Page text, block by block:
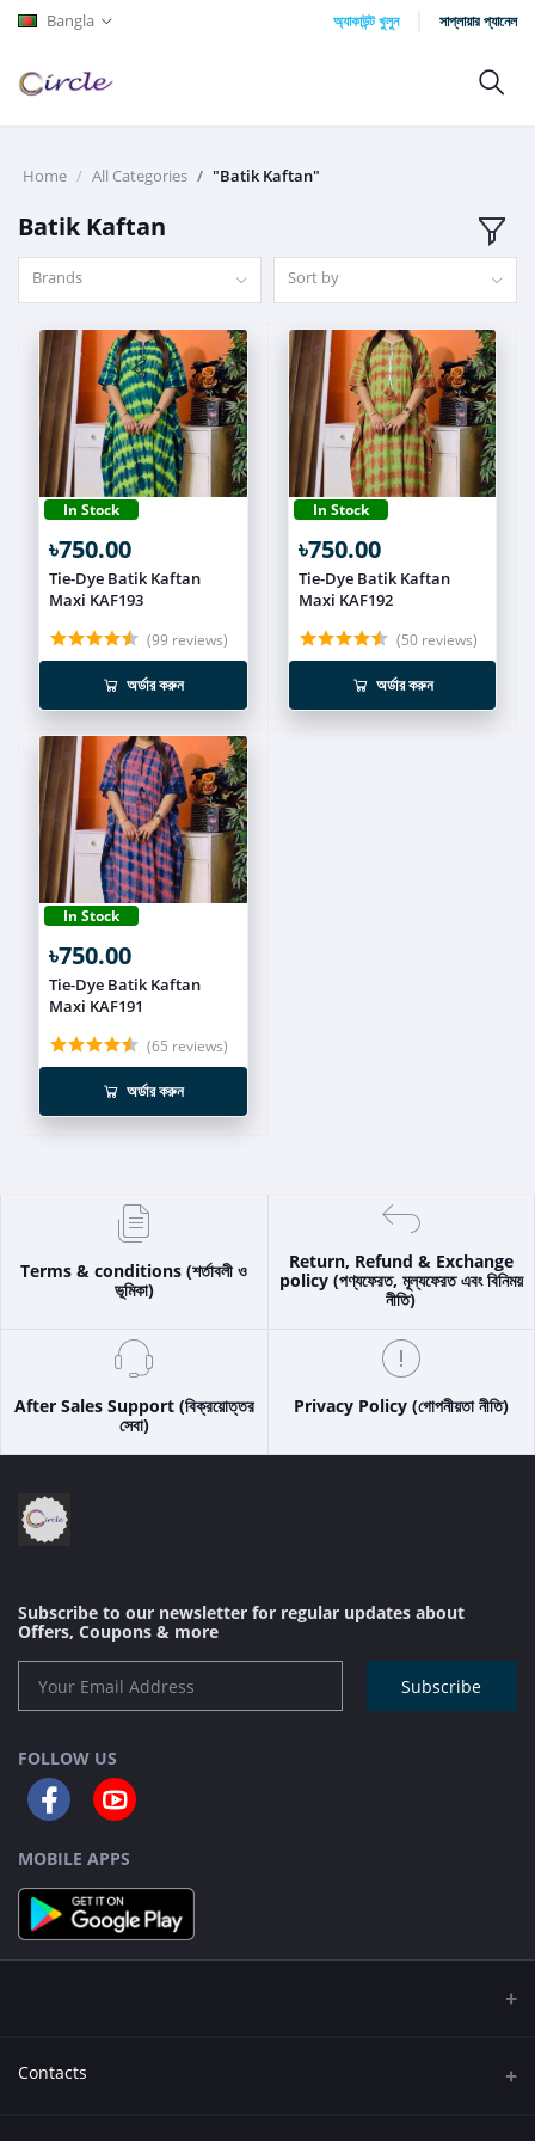
Bangla অ্যাকাউন্ট খুলুন সাপ্লায়ার প্যানেল
Home All Categories "Batik Kaftan"
Batik Kaftan
Brands Sort by
In Stock
৳750.00
Tie-Dye Batik Kaftan
Maxi KAF193
(99 reviews)
অর্ডার করুন
In Stock
৳750.00
Tie-Dye Batik Kaftan
Maxi KAF192
(50 reviews)
অর্ডার করুন
In Stock
৳750.00
Tie-Dye Batik Kaftan
Maxi KAF191
(65 reviews)
অর্ডার করুন
Terms & conditions (শর্তাবলী ও
ভূমিকা)
Return, Refund & Exchange
policy (পণ্যফেরত, মূল্যফেরত এবং বিনিময়
নীতি)
After Sales Support (বিক্রয়োত্তর
সেবা)
Privacy Policy (গোপনীয়তা নীতি)
Subscribe to our newsletter for regular updates about
Offers, Coupons & more
Subscribe
FOLLOW US
MOBILE APPS
Contacts